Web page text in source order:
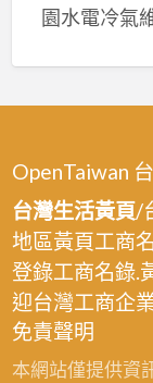
園水電冷氣
OpenTaiwan
台灣生活黃頁/
地區黃頁工商
登錄工商名錄.
迎台灣工商企
免責聲明
本網站僅提供資